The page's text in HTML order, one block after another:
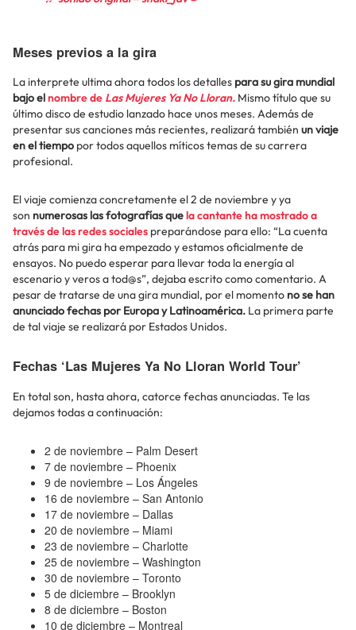
Meses previos a la gira
La interprete ultima ahora todos los detalles para su gira mundial
bajo elnombre de Las Mujeres Ya No Lloran. Mismo título que su
último disco de estudio lanzado hace unos meses. Además de
presentar sus canciones más recientes, realizará también un viaje
en el tiempo por todos aquellos míticos temas de su carrera
profesional.
El viaje comienza concretamente el 2 de noviembre y ya
son numerosas las fotografías quela cantante ha mostrado a
través de las redes sociales preparándose para ello: “La cuenta
atrás para mi gira ha empezado y estamos oficialmente de
ensayos. No puedo esperar para llevar toda la energía al
escenario y veros a tod@s”, dejaba escrito como comentario. A
pesar de tratarse de una gira mundial, por el momento no se han
anunciado fechas por Europa y Latinoamérica. La primera parte
de tal viaje se realizará por Estados Unidos.
Fechas ‘Las Mujeres Ya No Lloran World Tour’
En total son, hasta ahora, catorce fechas anunciadas. Te las
dejamos todas a continuación:
2 de noviembre – Palm Desert
7 de noviembre – Phoenix
9 de noviembre – Los Ángeles
16 de noviembre – San Antonio
17 de noviembre – Dallas
20 de noviembre – Miami
23 de noviembre – Charlotte
25 de noviembre – Washington
30 de noviembre – Toronto
5 de diciembre – Brooklyn
8 de diciembre – Boston
10 de diciembre – Montreal